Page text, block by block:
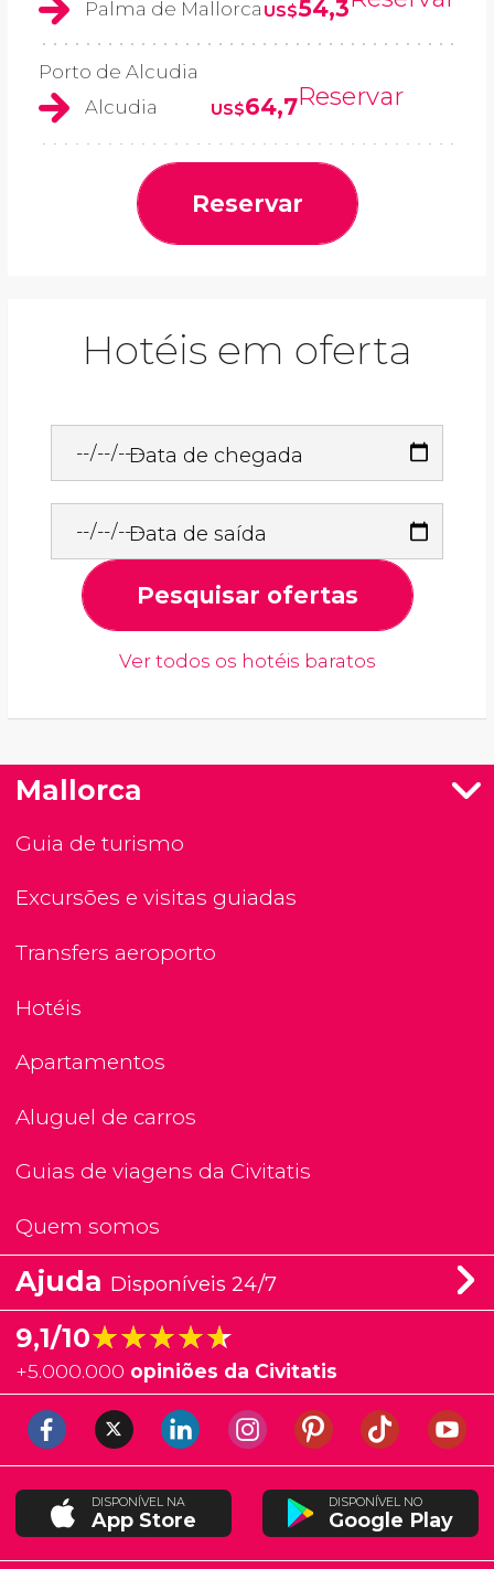
Palma de Mallorca US$54,3
Porto de Alcudia
Alcudia
US$64,7Reservar
Reservar
Hotéis em oferta
Data de chegada
Data de saída
Pesquisar ofertas
Ver todos os hotéis baratos
Mallorca
Guia de turismo
Excursões e visitas guiadas
Transfers aeroporto
Hotéis
Apartamentos
Aluguel de carros
Guias de viagens da Civitatis
Quem somos
Ajuda Disponíveis 24/7
9,1/10★★★★★
★★★★★
+5.000.000 opiniões da Civitatis
DISPONÍVEL NA
App Store
DISPONÍVEL NO
Google Play